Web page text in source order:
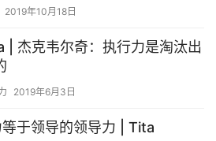
2019年10月18日
| 杰克韦尔奇：执行力是淘汰出
2019年6月3日
于领导的领导力 | Tita